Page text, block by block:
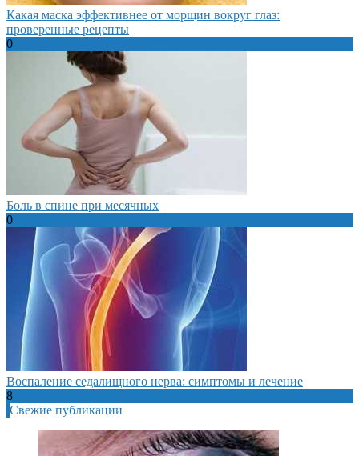
Какая маска эффективнее от морщин вокруг глаз:
проверенные рецепты
0
Боль в спине при месячных
0
Воспаление седалищного нерва: симптомы и лечение
8
Свежие публикации